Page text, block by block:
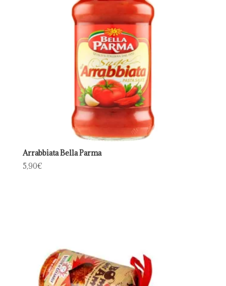
Arrabbiata Bella Parma
5,90€